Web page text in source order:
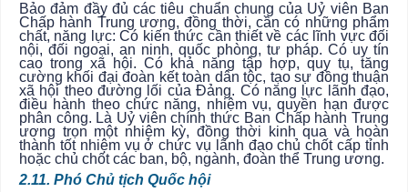
Bảo đảm đầy đủ các tiêu chuẩn chung của Uỷ viên Ban
Chấp hành Trung ương, đồng thời, cần có những phẩm
chất, năng lực: Có kiến thức cần thiết về các lĩnh vực đối
nội, đối ngoại, an ninh, quốc phòng, tư pháp. Có uy tín
cao trong xã hội. Có khả năng tập hợp, quy tụ, tăng
cường khối đại đoàn kết toàn dân tộc, tạo sự đồng thuận
xã hội theo đường lối của Đảng. Có năng lực lãnh đạo,
điều hành theo chức năng, nhiệm vụ, quyền hạn được
phân công. Là Uỷ viên chính thức Ban Chấp hành Trung
ương trọn một nhiệm kỳ, đồng thời kinh qua và hoàn
thành tốt nhiệm vụ ở chức vụ lãnh đạo chủ chốt cấp tỉnh
hoặc chủ chốt các ban, bộ, ngành, đoàn thể Trung ương.
2.11. Phó Chủ tịch Quốc hội